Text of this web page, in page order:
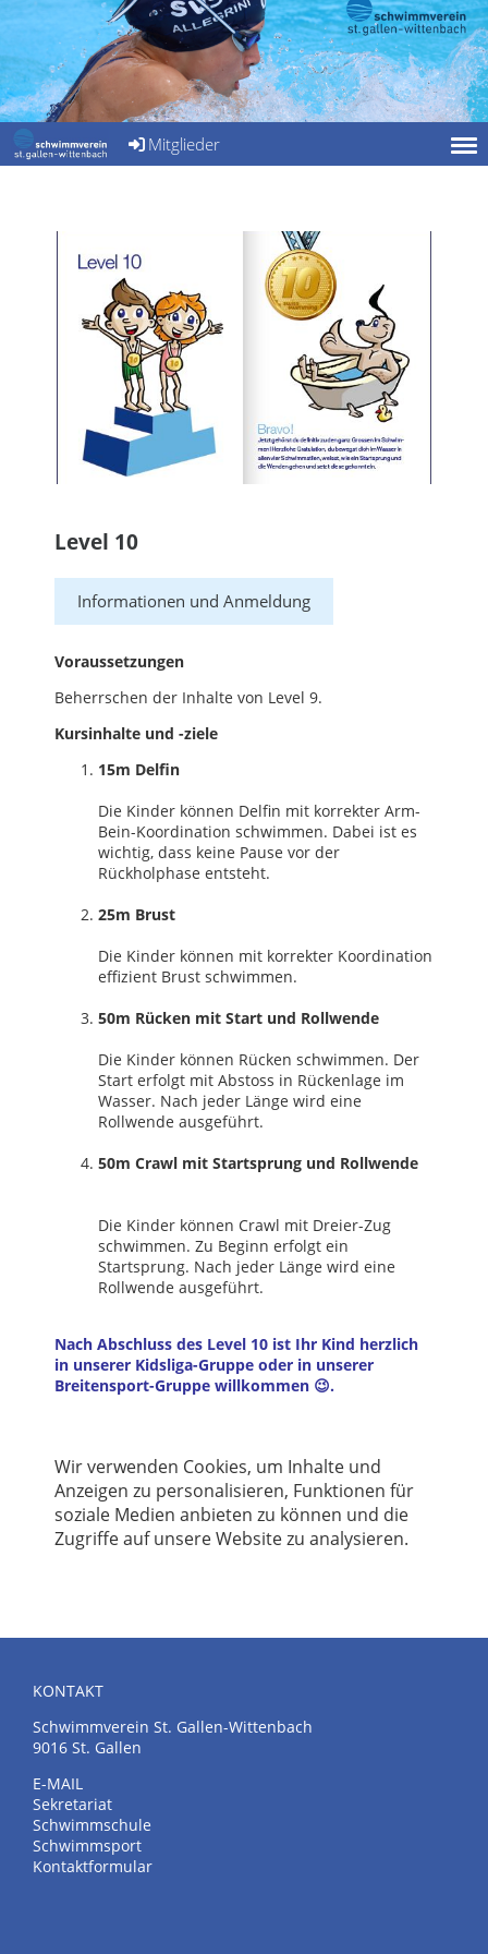
Mitglieder
Level 10
Informationen und Anmeldung
Voraussetzungen
Beherrschen der Inhalte von Level 9.
Kursinhalte und -ziele
15m Delfin
Die Kinder können Delfin mit korrekter Arm-
Bein-Koordination schwimmen. Dabei ist es
wichtig, dass keine Pause vor der
Rückholphase entsteht.
25m Brust
Die Kinder können mit korrekter Koordination
effizient Brust schwimmen.
50m Rücken mit Start und Rollwende
Die Kinder können Rücken schwimmen. Der
Start erfolgt mit Abstoss in Rückenlage im
Wasser. Nach jeder Länge wird eine
Rollwende ausgeführt.
50m Crawl mit Startsprung und Rollwende
Die Kinder können Crawl mit Dreier-Zug
schwimmen. Zu Beginn erfolgt ein
Startsprung. Nach jeder Länge wird eine
Rollwende ausgeführt.
Nach Abschluss des Level 10 ist Ihr Kind herzlich
in unserer Kidsliga-Gruppe oder in unserer
Breitensport-Gruppe willkommen 😉.
Wir verwenden Cookies, um Inhalte und
Anzeigen zu personalisieren, Funktionen für
soziale Medien anbieten zu können und die
Zugriffe auf unsere Website zu analysieren.
KONTAKT
Schwimmverein St. Gallen-Wittenbach
9016 St. Gallen
E-MAIL
Sekretariat
Schwimmschule
Schwimmsport
Kontaktformular